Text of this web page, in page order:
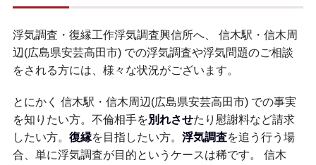
浮気調査・復縁工作浮気調査興信所へ、 信木駅・信木周
辺(広島県安芸高田市) での浮気調査や浮気問題のご相談
をされる方には、様々な状況がございます。
とにかく 信木駅・信木周辺(広島県安芸高田市) での事実
を知りたい方。不倫相手を別れさせたり慰謝料など請求
したい方。 復縁を目指したい方。 浮気調査を追う行う場
合、単に浮気調査が目的というケースは稀です。 信木